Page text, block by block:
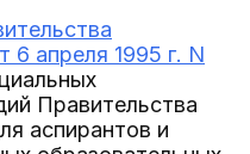
6 апреля 1995 г. N
Правительства
аспирантов и